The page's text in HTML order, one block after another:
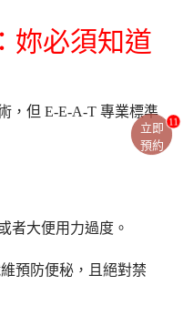
妳必須知道
，但 E-E-A-T 專業標準
者大便用力過度。
預防便秘，且絕對禁
立即
預約
11